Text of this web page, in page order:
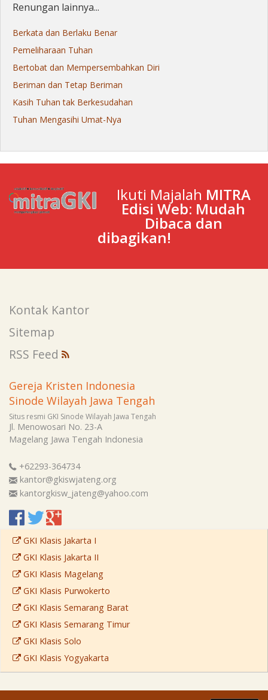
Renungan lainnya...
Berkata dan Berlaku Benar
Pemeliharaan Tuhan
Bertobat dan Mempersembahkan Diri
Beriman dan Tetap Beriman
Kasih Tuhan tak Berkesudahan
Tuhan Mengasihi Umat-Nya
Ikuti Majalah MITRA
Edisi Web: Mudah
Dibaca dan
dibagikan!
Kontak Kantor
Sitemap
RSS Feed
Gereja Kristen Indonesia
Sinode Wilayah Jawa Tengah
Situs resmi GKI Sinode Wilayah Jawa Tengah
Jl. Menowosari No. 23-A
Magelang Jawa Tengah Indonesia
+62293-364734
kantor@gkiswjateng.org
kantorgkisw_jateng@yahoo.com
GKI Klasis Jakarta I
GKI Klasis Jakarta II
GKI Klasis Magelang
GKI Klasis Purwokerto
GKI Klasis Semarang Barat
GKI Klasis Semarang Timur
GKI Klasis Solo
GKI Klasis Yogyakarta